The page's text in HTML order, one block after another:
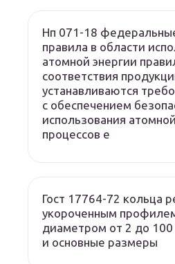
Нп 071-18
правила в области
атомной энергии
соответствия
устанавливаются
с обеспечением
использования
процессов е
Гост 17764-72 кольца
укороченным
диаметром от 2 до 100
и основные размеры